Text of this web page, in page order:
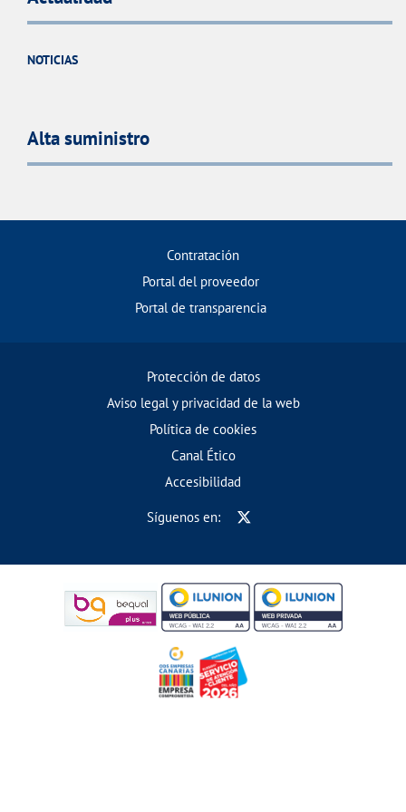
NOTICIAS
Alta suministro
Contratación
Portal del proveedor
Portal de transparencia
Protección de datos
Aviso legal y privacidad de la web
Política de cookies
Canal Ético
Accesibilidad
Síguenos en: